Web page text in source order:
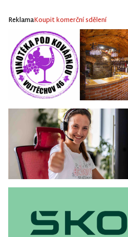
ReklamaKoupit komerční sdělení